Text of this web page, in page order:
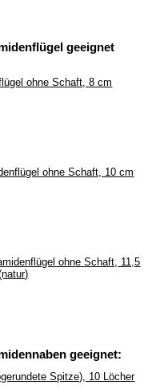
geeignet
ohne Schaft, 8 cm
ohne Schaft, 10 cm
ohne Schaft, 11,5
geeignet:
Spitze), 10 Löcher